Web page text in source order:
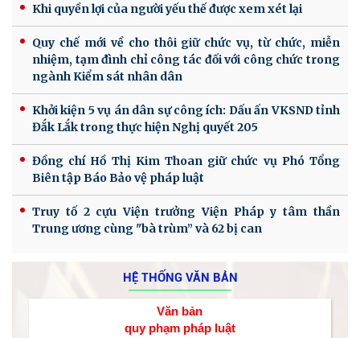
Khi quyền lợi của người yếu thế được xem xét lại
Quy chế mới về cho thôi giữ chức vụ, từ chức, miễn
nhiệm, tạm đình chỉ công tác đối với công chức trong
ngành Kiểm sát nhân dân
Khởi kiện 5 vụ án dân sự công ích: Dấu ấn VKSND tỉnh
Đắk Lắk trong thực hiện Nghị quyết 205
Đồng chí Hồ Thị Kim Thoan giữ chức vụ Phó Tổng
Biên tập Báo Bảo vệ pháp luật
Truy tố 2 cựu Viện trưởng Viện Pháp y tâm thần
Trung ương cùng "bà trùm” và 62 bị can
HỆ THỐNG VĂN BẢN
Văn bản
quy phạm pháp luật